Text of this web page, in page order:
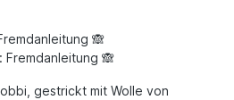
Fremdanleitung 🙈
gestrickt mit Wolle von